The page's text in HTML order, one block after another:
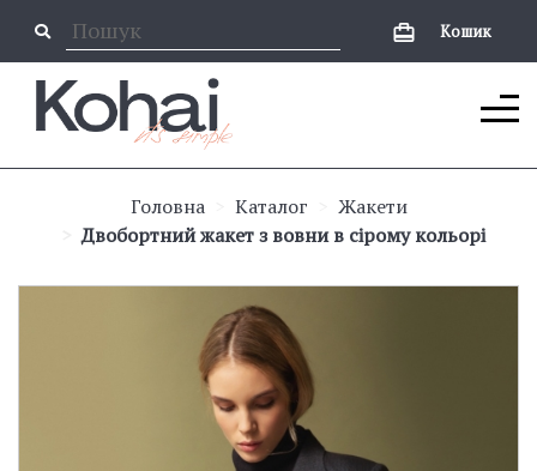
Кошик
Головна Каталог
Жакети
Двобортний жакет з вовни в сірому кольорі